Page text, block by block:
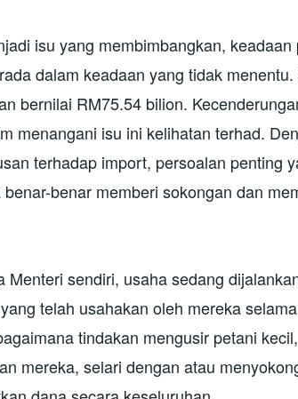
isu yang membimbangkan, keadaan
dalam keadaan yang tidak
bernilai RM75.54 bilion.
menangani isu ini kelihatan terhad.
terhadap import, persoalan penting
benar memberi sokongan dan
Menteri sendiri, usaha sedang
telah usahakan oleh mereka
tindakan mengusir petani
mereka, selari dengan atau